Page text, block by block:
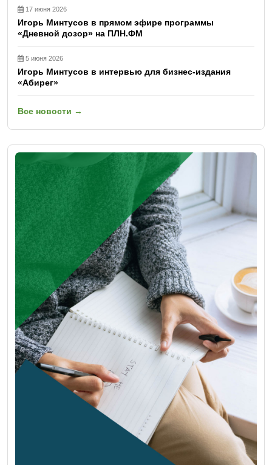
17 июня 2026
Игорь Минтусов в прямом эфире программы
«Дневной дозор» на ПЛН.ФМ
5 июня 2026
Игорь Минтусов в интервью для бизнес-издания
«Абирег»
Все новости →